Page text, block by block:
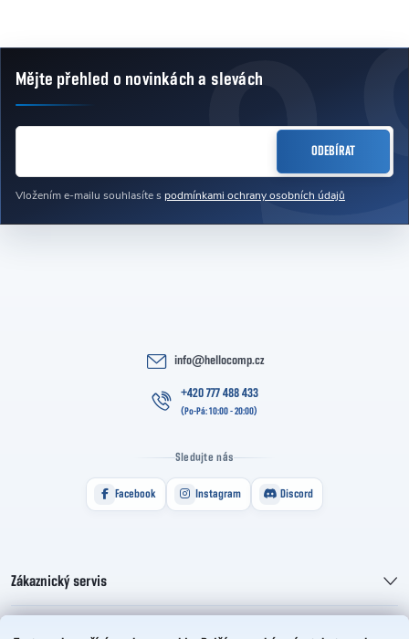
Zápatí
Mějte přehled o novinkácha slevách
Vložením e-mailu souhlasíte s podmínkami ochrany osobních údajů
ODEBÍRAT
info@hellocomp.cz
+420 777 488 433
Sledujte nás
Facebook Instagram Discord
Zákaznický servis